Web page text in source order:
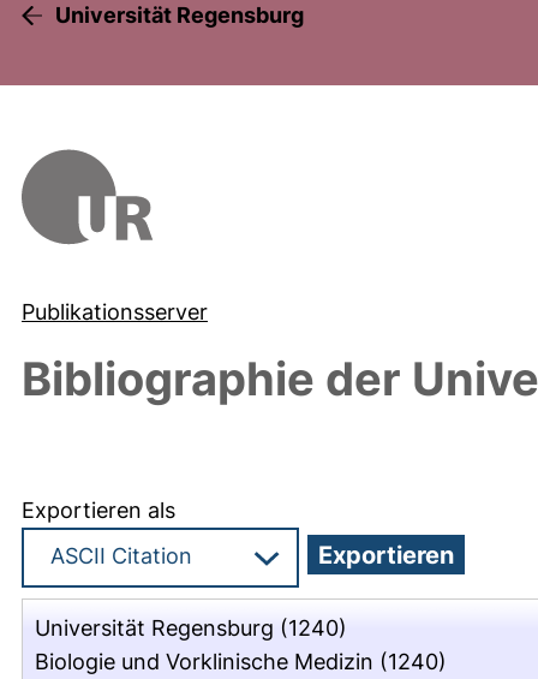
Universität Regensburg
Publikationsserver
Bibliographie der
Exportieren als
Universität Regensburg (1240)
Biologie und Vorklinische Medizin (1240)